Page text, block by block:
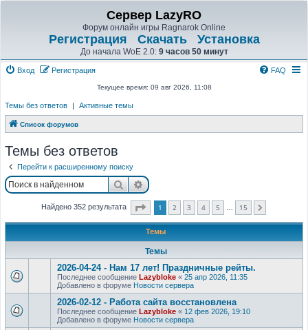
Сервер LazyRO
Форум онлайн игры Ragnarok Online
Регистрация Скачать Установка
До начала WoE 2.0: 9 часов 50 минут
Вход Регистрация FAQ
Текущее время: 09 авг 2026, 11:08
Темы без ответов | Активные темы
Список форумов
Темы без ответов
Перейти к расширенному поиску
ПоискРасширенный поиск
Найдено 352 результата Страница из
1 2 3 4 5 15
Темы
Темы
2026-04-24 - Нам 17 лет! Праздничные рейты.
Последнее сообщение Lazybloke « 25 апр 2026, 11:35
Добавлено в форуме Новости сервера
2026-02-12 - Работа сайта восстановлена
Последнее сообщение Lazybloke « 12 фев 2026, 19:10
Добавлено в форуме Новости сервера